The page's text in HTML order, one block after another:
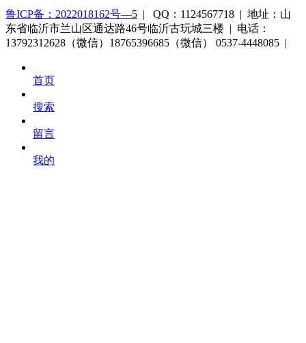
鲁ICP备：2022018162号—5 | QQ：1124567718 | 地址：山
东省临沂市兰山区通达路46号临沂古玩城三楼 | 电话：
13792312628（微信）18765396685（微信） 0537-4448085 |
首页
搜索
留言
我的